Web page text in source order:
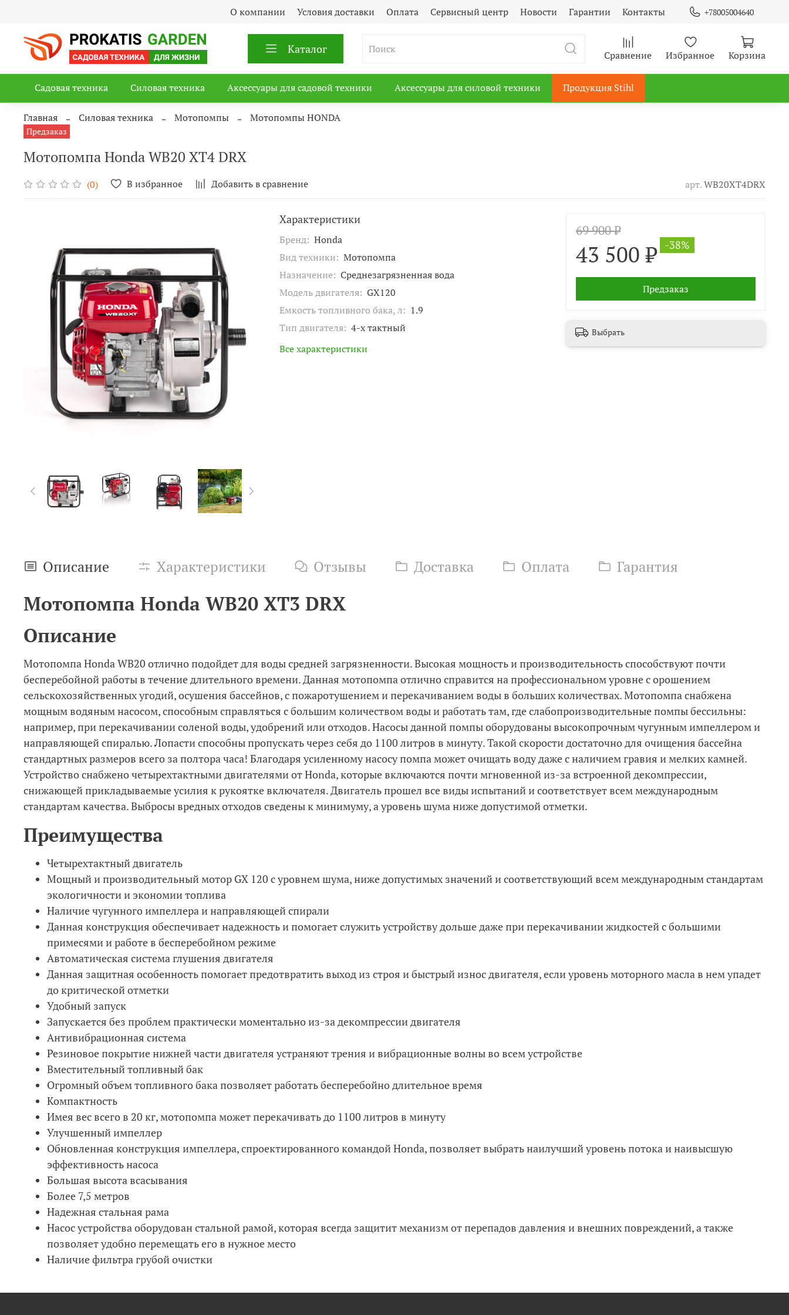
О компании Условия доставки Оплата Сервисный центр Новости Гарантии Контакты +78005004640
Каталог Сравнение Избранное Корзина
Садовая техника Силовая техника Аксессуары для садовой техники Аксессуары для силовой техники Продукция Stihl
Главная Силовая техника Мотопомпы Мотопомпы HONDA
Предзаказ
Мотопомпа Honda WB20 XT4 DRX
(0) В избранное Добавить в сравнение арт.WB20XT4DRX
Характеристики
Бренд: Honda
Вид техники: Мотопомпа
Назначение: Среднезагрязненная вода
Модель двигателя: GX120
Емкость топливного бака, л: 1.9
Тип двигателя: 4-х тактный
Все характеристики
69 900 ₽
43 500 ₽ -38%
Предзаказ
Выбрать
Описание Характеристики Отзывы Доставка Оплата Гарантия
Мотопомпа Honda WB20 XT3 DRX
Описание
Мотопомпа Honda WB20 отлично подойдет для воды средней загрязненности. Высокая мощность и производительность способствуют почти
бесперебойной работы в течение длительного времени. Данная мотопомпа отлично справится на профессиональном уровне с орошением
сельскохозяйственных угодий, осушения бассейнов, с пожаротушением и перекачиванием воды в больших количествах. Мотопомпа снабжена
мощным водяным насосом, способным справляться с большим количеством воды и работать там, где слабопроизводительные помпы бессильны:
например, при перекачивании соленой воды, удобрений или отходов. Насосы данной помпы оборудованы высокопрочным чугунным импеллером и
направляющей спиралью. Лопасти способны пропускать через себя до 1100 литров в минуту. Такой скорости достаточно для очищения бассейна
стандартных размеров всего за полтора часа! Благодаря усиленному насосу помпа может очищать воду даже с наличием гравия и мелких камней.
Устройство снабжено четырехтактными двигателями от Honda, которые включаются почти мгновенной из-за встроенной декомпрессии,
снижающей прикладываемые усилия к рукоятке включателя. Двигатель прошел все виды испытаний и соответствует всем международным
стандартам качества. Выбросы вредных отходов сведены к минимуму, а уровень шума ниже допустимой отметки.
Преимущества
Четырехтактный двигатель
Мощный и производительный мотор GX 120 с уровнем шума, ниже допустимых значений и соответствующий всем международным стандартам
экологичности и экономии топлива
Наличие чугунного импеллера и направляющей спирали
Данная конструкция обеспечивает надежность и помогает служить устройству дольше даже при перекачивании жидкостей с большими
примесями и работе в бесперебойном режиме
Автоматическая система глушения двигателя
Данная защитная особенность помогает предотвратить выход из строя и быстрый износ двигателя, если уровень моторного масла в нем упадет
до критической отметки
Удобный запуск
Запускается без проблем практически моментально из-за декомпрессии двигателя
Антивибрационная система
Резиновое покрытие нижней части двигателя устраняют трения и вибрационные волны во всем устройстве
Вместительный топливный бак
Огромный объем топливного бака позволяет работать бесперебойно длительное время
Компактность
Имея вес всего в 20 кг, мотопомпа может перекачивать до 1100 литров в минуту
Улучшенный импеллер
Обновленная конструкция импеллера, спроектированного командой Honda, позволяет выбрать наилучший уровень потока и наивысшую
эффективность насоса
Большая высота всасывания
Более 7,5 метров
Надежная стальная рама
Насос устройства оборудован стальной рамой, которая всегда защитит механизм от перепадов давления и внешних повреждений, а также
позволяет удобно перемещать его в нужное место
Наличие фильтра грубой очистки